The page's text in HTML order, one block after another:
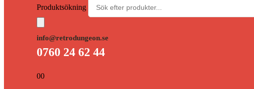
Produktsökning
info@retrodungeon.se
0760 24 62 44
00